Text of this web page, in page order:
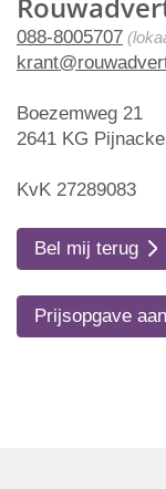
088-8005707
Boezemweg 21
2641 KG
KvK 27289083
Bel mij terug
Prijsopgave